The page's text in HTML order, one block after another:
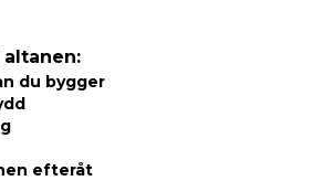
du bygger
efteråt